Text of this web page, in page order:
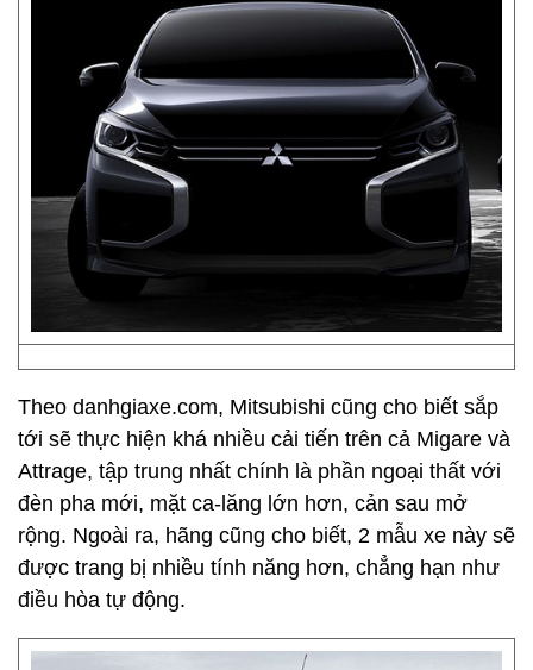
Theo danhgiaxe.com, Mitsubishi cũng cho biết sắp
tới sẽ thực hiện khá nhiều cải tiến trên cả Migare và
Attrage, tập trung nhất chính là phần ngoại thất với
đèn pha mới, mặt ca-lăng lớn hơn, cản sau mở
rộng. Ngoài ra, hãng cũng cho biết, 2 mẫu xe này sẽ
được trang bị nhiều tính năng hơn, chẳng hạn như
điều hòa tự động.